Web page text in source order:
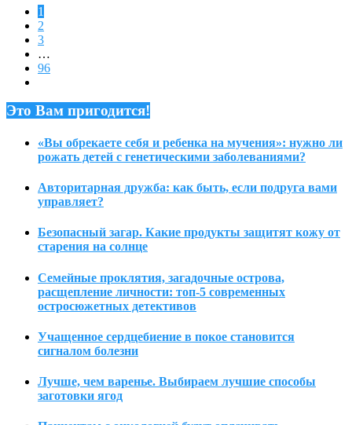
1
2
3
…
96
Это Вам пригодится!
«Вы обрекаете себя и ребенка на мучения»: нужно ли
рожать детей с генетическими заболеваниями?
Авторитарная дружба: как быть, если подруга вами
управляет?
Безопасный загар. Какие продукты защитят кожу от
старения на солнце
Семейные проклятия, загадочные острова,
расщепление личности: топ-5 современных
остросюжетных детективов
Учащенное сердцебиение в покое становится
сигналом болезни
Лучше, чем варенье. Выбираем лучшие способы
заготовки ягод